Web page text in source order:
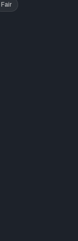
Fair